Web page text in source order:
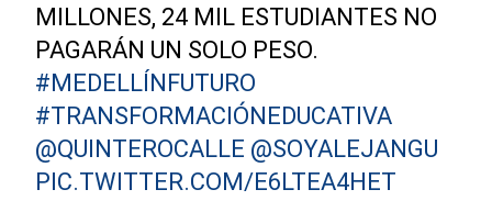
MILLONES, 24 MIL ESTUDIANTES NO
PAGARÁN UN SOLO PESO.
#MEDELLÍNFUTURO
#TRANSFORMACIÓNEDUCATIVA
@QUINTEROCALLE @SOYALEJANGU
PIC.TWITTER.COM/E6LTEA4HET